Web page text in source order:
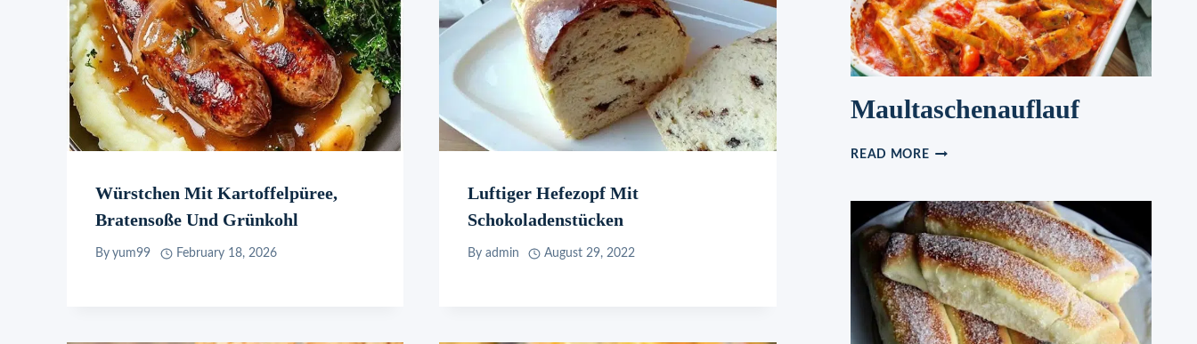
Würstchen Mit Kartoffelpüree,
Bratensoße Und Grünkohl
By yum99 February 18, 2026
Luftiger Hefezopf Mit
Schokoladenstücken
By admin August 29, 2022
Maultaschenauflauf
READ MOREMAULTASCHENAUFLAUF